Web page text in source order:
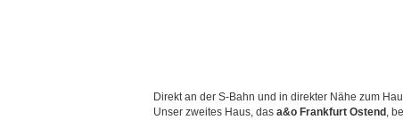
Direkt an der S-Bahn und in direkter Nähe zum
Unser zweites Haus, das a&o Frankfurt Ostend ,